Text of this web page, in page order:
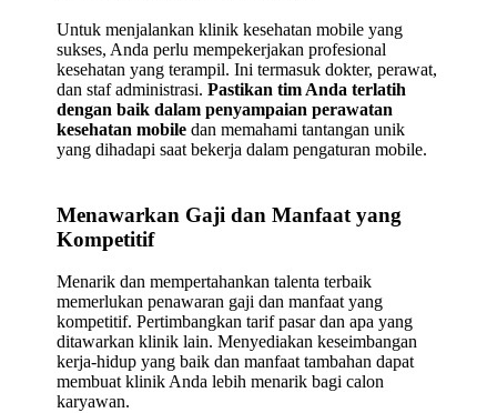
Untuk menjalankan klinik kesehatan mobile yang
sukses, Anda perlu mempekerjakan profesional
kesehatan yang terampil. Ini termasuk dokter, perawat,
dan staf administrasi.Pastikan tim Anda terlatih
dengan baik dalam penyampaian perawatan
kesehatan mobile dan memahami tantangan unik
yang dihadapi saat bekerja dalam pengaturan mobile.
Menawarkan Gaji dan Manfaat yang
Kompetitif
Menarik dan mempertahankan talenta terbaik
memerlukan penawaran gaji dan manfaat yang
kompetitif. Pertimbangkan tarif pasar dan apa yang
ditawarkan klinik lain. Menyediakan keseimbangan
kerja-hidup yang baik dan manfaat tambahan dapat
membuat klinik Anda lebih menarik bagi calon
karyawan.